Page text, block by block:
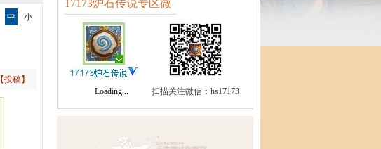
中 小
【投稿】
17173炉石传说专区微
博微信
Loading... 扫描关注微信：hs17173